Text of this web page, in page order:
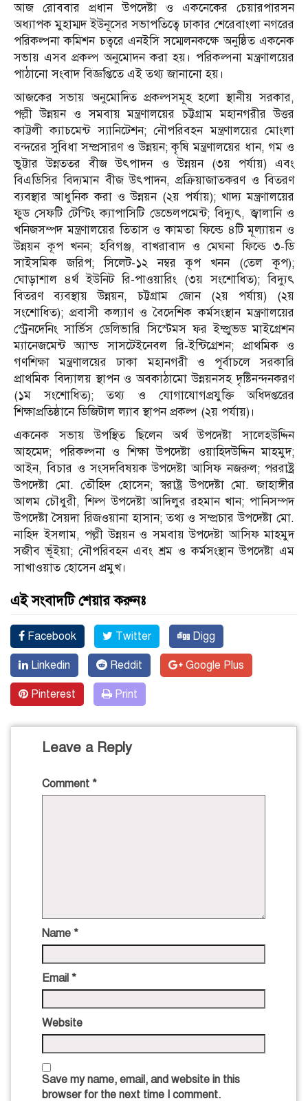
আজ রোববার প্রধান উপদেষ্টা ও একনেকের চেয়ারপারসন
অধ্যাপক মুহাম্মদ ইউনূসের সভাপতিত্বে ঢাকার শেরেবাংলা নগরের
পরিকল্পনা কমিশন চত্বরে এনইসি সম্মেলনকক্ষে অনুষ্ঠিত একনেক
সভায় এসব প্রকল্প অনুমোদন করা হয়। পরিকল্পনা মন্ত্রণালয়ের
পাঠানো সংবাদ বিজ্ঞপ্তিতে এই তথ্য জানানো হয়।
আজকের সভায় অনুমোদিত প্রকল্পসমূহ হলো স্থানীয় সরকার,
পল্লী উন্নয়ন ও সমবায় মন্ত্রণালয়ের চট্টগ্রাম মহানগরীর উত্তর
কাট্টলী ক্যাচমেন্ট স্যানিটেশন; নৌপরিবহন মন্ত্রণালয়ের মোংলা
বন্দরের সুবিধা সম্প্রসারণ ও উন্নয়ন; কৃষি মন্ত্রণালয়ের ধান, গম ও
ভুট্টার উন্নততর বীজ উৎপাদন ও উন্নয়ন (৩য় পর্যায়) এবং
বিএডিসির বিদ্যমান বীজ উৎপাদন, প্রক্রিয়াজাতকরণ ও বিতরণ
ব্যবস্থার আধুনিক করা ও উন্নয়ন (২য় পর্যায়); খাদ্য মন্ত্রণালয়ের
ফুড সেফটি টেস্টিং ক্যাপাসিটি ডেভেলপমেন্ট; বিদ্যুৎ, জ্বালানি ও
খনিজসম্পদ মন্ত্রণালয়ের তিতাস ও কামতা ফিল্ডে ৪টি মূল্যায়ন ও
উন্নয়ন কূপ খনন; হবিগঞ্জ, বাখরাবাদ ও মেঘনা ফিল্ডে ৩-ডি
সাইসমিক জরিপ; সিলেট-১২ নম্বর কূপ খনন (তেল কূপ);
ঘোড়াশাল ৪র্থ ইউনিট রি-পাওয়ারিং (৩য় সংশোধিত); বিদ্যুৎ
বিতরণ ব্যবস্থায় উন্নয়ন, চট্টগ্রাম জোন (২য় পর্যায়) (২য়
সংশোধিত); প্রবাসী কল্যাণ ও বৈদেশিক কর্মসংস্থান মন্ত্রণালয়ের
স্ট্রেনদেনিং সার্ভিস ডেলিভারি সিস্টেমস ফর ইম্প্রুভড মাইগ্রেশন
ম্যানেজমেন্ট অ্যান্ড সাসটেইনেবল রি-ইন্টিগ্রেশন; প্রাথমিক ও
গণশিক্ষা মন্ত্রণালয়ের ঢাকা মহানগরী ও পূর্বাচলে সরকারি
প্রাথমিক বিদ্যালয় স্থাপন ও অবকাঠামো উন্নয়নসহ দৃষ্টিনন্দনকরণ
(১ম সংশোধিত); তথ্য ও যোগাযোগপ্রযুক্তি অধিদপ্তরের
শিক্ষাপ্রতিষ্ঠানে ডিজিটাল ল্যাব স্থাপন প্রকল্প (২য় পর্যায়)।
একনেক সভায় উপস্থিত ছিলেন অর্থ উপদেষ্টা সালেহউদ্দিন
আহমেদ; পরিকল্পনা ও শিক্ষা উপদেষ্টা ওয়াহিদউদ্দিন মাহমুদ;
আইন, বিচার ও সংসদবিষয়ক উপদেষ্টা আসিফ নজরুল; পররাষ্ট্র
উপদেষ্টা মো. তৌহিদ হোসেন; স্বরাষ্ট্র উপদেষ্টা মো. জাহাঙ্গীর
আলম চৌধুরী, শিল্প উপদেষ্টা আদিলুর রহমান খান; পানিসম্পদ
উপদেষ্টা সৈয়দা রিজওয়ানা হাসান; তথ্য ও সম্প্রচার উপদেষ্টা মো.
নাহিদ ইসলাম, পল্লী উন্নয়ন ও সমবায় উপদেষ্টা আসিফ মাহমুদ
সজীব ভূঁইয়া; নৌপরিবহন এবং শ্রম ও কর্মসংস্থান উপদেষ্টা এম
সাখাওয়াত হোসেন প্রমুখ।
এই সংবাদটি শেয়ার করুনঃ
Facebook Twitter Digg
Linkedin Reddit Google Plus
Pinterest Print
Leave a Reply
Comment *
Name *
Email *
Website
Save my name, email, and website in this
browser for the next time I comment.